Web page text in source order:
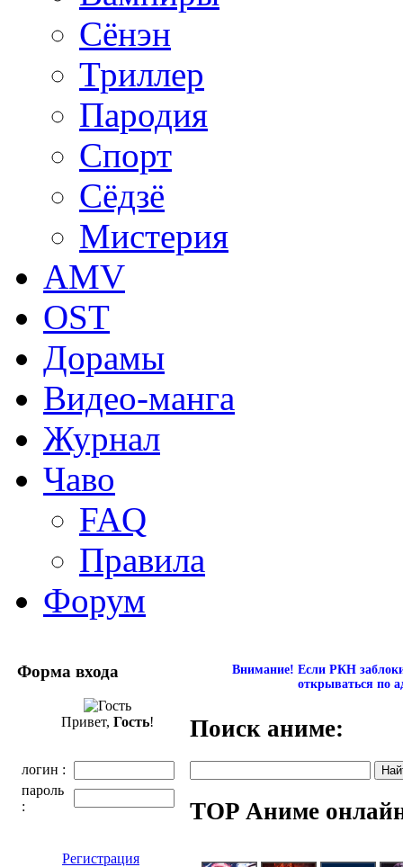
Сёнэн
Триллер
Пародия
Спорт
Сёдзё
Мистерия
AMV
OST
Дорамы
Видео-манга
Журнал
Чаво
FAQ
Правила
Форум
Форма входа
Привет, Гость!
логин :
пароль
:
Регистрация
Внимание! Если РКН
открываться по
Поиск аниме:
TOP Аниме